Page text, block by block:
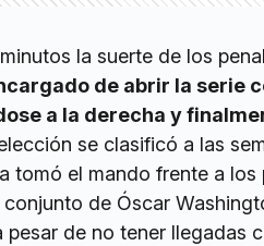
la suerte de los
de abrir la serie
a la derecha y
se clasificó a las
tomó el mando frente a
de Óscar
pesar de no tener llegadas